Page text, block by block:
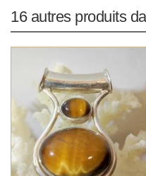
16 autres produits